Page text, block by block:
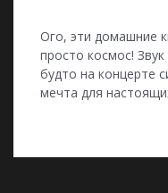
Ого, эти домашние
просто космос!
будто на концерте
мечта для